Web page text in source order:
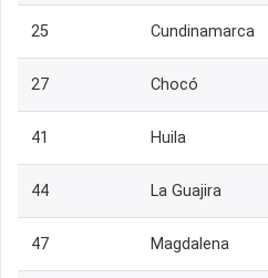
25 Cundinamarca
27 Chocó
41 Huila
44 La Guajira
47 Magdalena